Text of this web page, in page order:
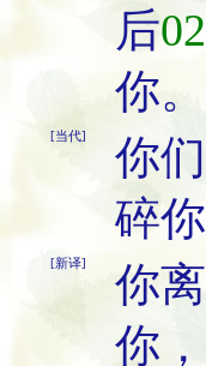
后
你
[当代]
你
碎
[新译]
你
你